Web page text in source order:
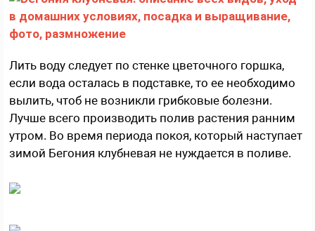
Лить воду следует по стенке цветочного горшка,
если вода осталась в подставке, то ее необходимо
вылить, чтоб не возникли грибковые болезни.
Лучше всего производить полив растения ранним
утром. Во время периода покоя, который наступает
зимой Бегония клубневая не нуждается в поливе.